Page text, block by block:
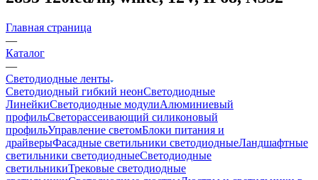
Главная страница
—
Каталог
—
Светодиодные ленты
Светодиодный гибкий неонСветодиодные
ЛинейкиСветодиодные модулиАлюминиевый
профильСветорассеивающий силиконовый
профильУправление светомБлоки питания и
драйверыФасадные светильники светодиодныеЛандшафтные
светильники светодиодныеСветодиодные
светильникиТрековые светодиодные